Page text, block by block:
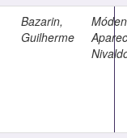
Bazarin,
Guilherme